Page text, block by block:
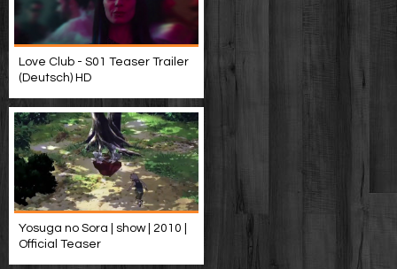
Love Club - S01 Teaser Trailer
(Deutsch) HD
Yosuga no Sora | show | 2010 |
Official Teaser